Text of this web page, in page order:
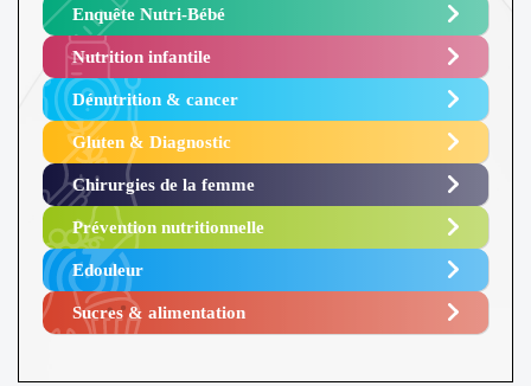
Enquête Nutri-Bébé ​
Nutrition infantile
Dénutrition & cancer
Gluten & Diagnostic
Chirurgies de la femme
Prévention nutritionnelle
Edouleur​
Sucres & alimentation​